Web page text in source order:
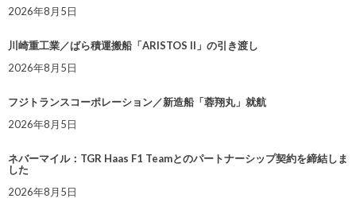
2026年8月5日
川崎重工業／ばら積運搬船「ARISTOS II」の引き渡し
2026年8月5日
フジトランスコーポレーション／新造船「蓉翔丸」就航
2026年8月5日
ネバーマイル：TGR Haas F1 Teamとのパートナーシップ契約を締結しま
した
2026年8月5日